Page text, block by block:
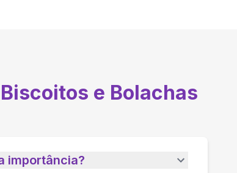
e Bolachas
importância?